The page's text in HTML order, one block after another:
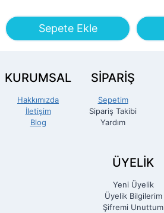
Sepete Ekle
KURUMSAL
Hakkımızda
İletişim
Blog
SİPARİŞ
Sepetim
Sipariş Takibi
Yardım
ÜYELİK
Yeni Üyelik
Üyelik Bilgilerim
Şifremi Unuttum